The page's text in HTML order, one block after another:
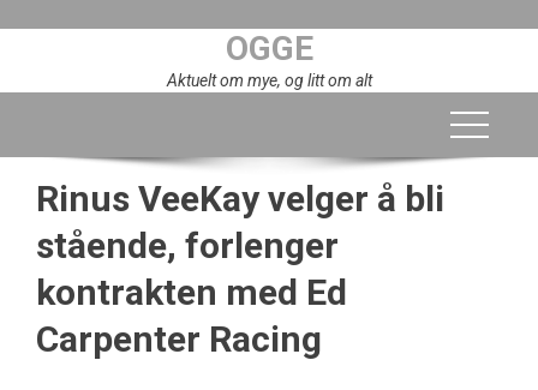
OGGE
Aktuelt om mye, og litt om alt
Rinus VeeKay velger å bli
stående, forlenger
kontrakten med Ed
Carpenter Racing